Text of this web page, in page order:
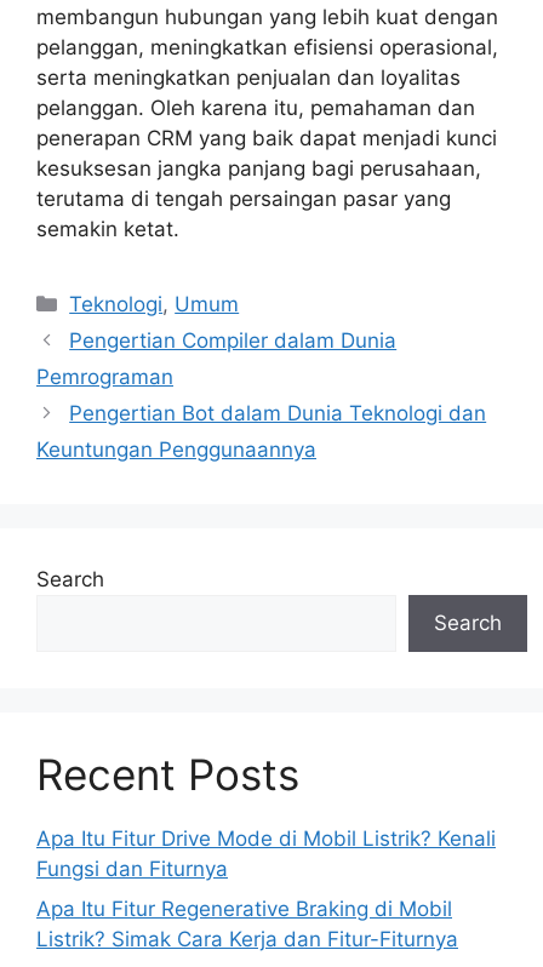
membangun hubungan yang lebih kuat dengan
pelanggan, meningkatkan efisiensi operasional,
serta meningkatkan penjualan dan loyalitas
pelanggan. Oleh karena itu, pemahaman dan
penerapan CRM yang baik dapat menjadi kunci
kesuksesan jangka panjang bagi perusahaan,
terutama di tengah persaingan pasar yang
semakin ketat.
Categories
Teknologi, Umum
Pengertian Compiler dalam Dunia
Pemrograman
Pengertian Bot dalam Dunia Teknologi dan
Keuntungan Penggunaannya
Search
Search
Recent Posts
Apa Itu Fitur Drive Mode di Mobil Listrik? Kenali
Fungsi dan Fiturnya
Apa Itu Fitur Regenerative Braking di Mobil
Listrik? Simak Cara Kerja dan Fitur-Fiturnya